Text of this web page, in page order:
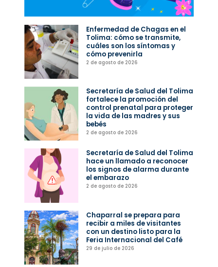
Enfermedad de Chagas en el
Tolima: cómo se transmite,
cuáles son los síntomas y
cómo prevenirla
2 de agosto de 2026
Secretaría de Salud del Tolima
fortalece la promoción del
control prenatal para proteger
la vida de las madres y sus
bebés
2 de agosto de 2026
Secretaría de Salud del Tolima
hace un llamado a reconocer
los signos de alarma durante
el embarazo
2 de agosto de 2026
Chaparral se prepara para
recibir a miles de visitantes
con un destino listo para la
Feria Internacional del Café
29 de julio de 2026